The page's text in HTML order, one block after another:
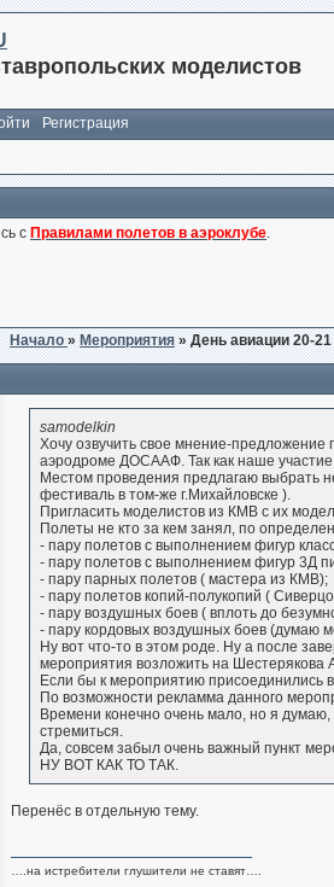
моделистов
Регистрация
с Правилами полетов в аэроклубе.
Начало»Мероприятия » День авиации 20-21
samodelkin
Хочу озвучить свое мнение-
аэродроме ДОСААФ. Так как наше
Местом проведения предлагаю выбрать
фестиваль в том-же г.Михайловске ).
Пригласить моделистов из КМВ с их
Полеты не кто за кем занял, по
- пару полетов с выполнением фигур
- пару полетов с выполнением фигур 3Д
- пару парных полетов ( мастера из КМВ);
- пару полетов копий-полукопий (
- пару воздушных боев ( вплоть до
- пару кордовых воздушных боев (думаю
Ну вот что-то в этом роде. Ну а после
мероприятия возложить на Шестерякова
Если бы к мероприятию присоединились
По возможности рекламма данного
Времени конечно очень мало, но я думаю,
стремиться.
Да, совсем забыл очень важный пункт
НУ ВОТ КАК ТО ТАК.
Перенёс в отдельную тему.
….на истребители глушители не ставят….